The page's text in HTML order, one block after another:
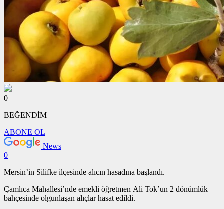
0
BEĞENDİM
ABONE OL
News
0
Mersin’in Silifke ilçesinde alıcın hasadına başlandı.
Çamlıca Mahallesi’nde emekli öğretmen Ali Tok’un 2 dönümlük
bahçesinde olgunlaşan alıçlar hasat edildi.